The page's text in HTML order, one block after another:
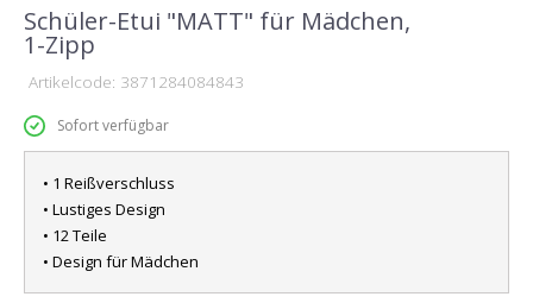
Schüler-Etui "MATT" für Mädchen,
1-Zipp
Artikelcode: 3871284084843
Sofort verfügbar
• 1 Reißverschluss
• Lustiges Design
• 12 Teile
• Design für Mädchen